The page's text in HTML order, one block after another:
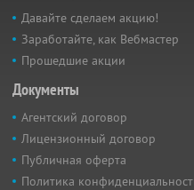
Давайте сделаем акцию!
Заработайте, как Вебмастер
Прошедшие акции
Документы
Агентский договор
Лицензионный договор
Публичная оферта
Политика